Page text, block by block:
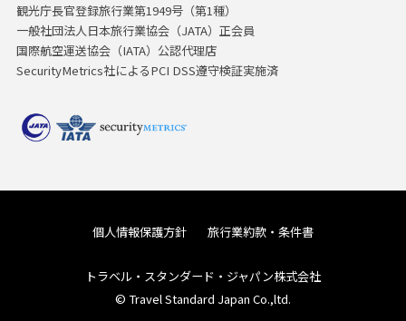
観光庁長官登録旅行業第1949号（第1種）
一般社団法人日本旅行業協会（JATA）正会員
国際航空運送協会（IATA）公認代理店
SecurityMetrics社によるPCI DSS遵守検証実施済
個人情報保護方針 旅行業約款・条件書
トラベル・スタンダード・ジャパン株式会社
© Travel Standard Japan Co.,ltd.